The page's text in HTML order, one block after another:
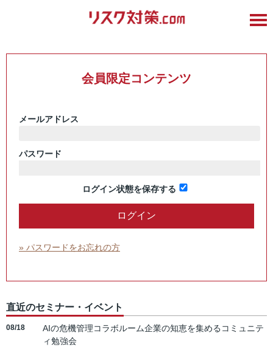
会員限定コンテンツ
メールアドレス
パスワード
ログイン状態を保存する
» パスワードをお忘れの方
直近のセミナー・イベント
08/18
AIの危機管理コラボルーム企業の知恵を集めるコミュニテ
ィ勉強会